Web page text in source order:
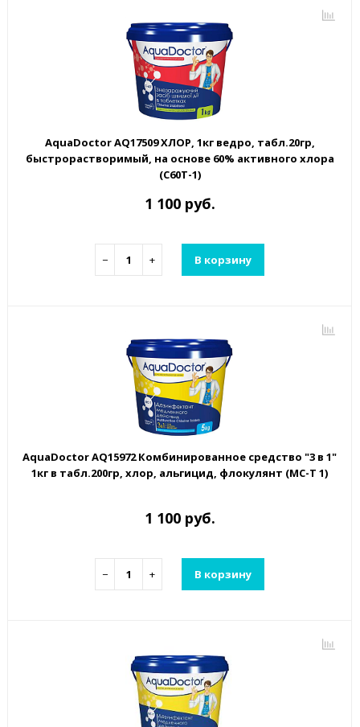
AquaDoctor AQ17509 ХЛОР, 1кг ведро, табл.20гр,
быстрорастворимый, на основе 60% активного хлора
(C60T-1)
1 100 руб.
− + В корзину
AquaDoctor AQ15972 Комбинированное средство "3 в 1"
1кг в табл.200гр, хлор, альгицид, флокулянт (MC-T 1)
1 100 руб.
− + В корзину